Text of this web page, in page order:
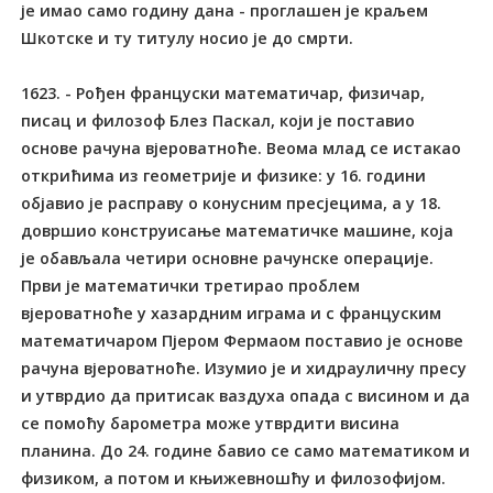
је имао само годину дана - проглашен је краљем
Шкотске и ту титулу носио је до смрти.
1623. - Рођен француски математичар, физичар,
писац и филозоф Блез Паскал, који је поставио
основе рачуна вјероватноће. Веома млад се истакао
открићима из геометрије и физике: у 16. години
објавио је расправу о конусним пресјецима, а у 18.
довршио конструисање математичке машине, која
је обављала четири основне рачунске операције.
Први је математички третирао проблем
вјероватноће у хазардним играма и с француским
математичаром Пјером Фермаом поставио је основе
рачуна вјероватноће. Изумио је и хидрауличну пресу
и утврдио да притисак ваздуха опада с висином и да
се помоћу барометра може утврдити висина
планина. До 24. године бавио се само математиком и
физиком, а потом и књижевношћу и филозофијом.